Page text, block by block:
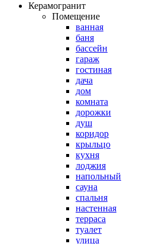
Керамогранит
Помещение
ванная
баня
бассейн
гараж
гостиная
дача
дом
комната
дорожки
душ
коридор
крыльцо
кухня
лоджия
напольный
сауна
спальня
настенная
терраса
туалет
улица